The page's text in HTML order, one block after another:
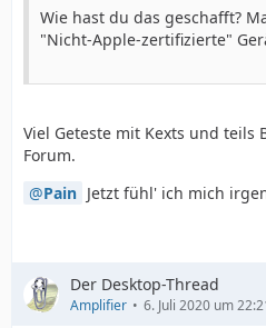
Wie hast du das geschafft?
"Nicht-Apple-zertifizierte"
Viel Geteste mit Kexts und teils
Forum.
Pain Jetzt fühl' ich mich
Der Desktop-Thread
Amplifier 6. Juli 2020 um